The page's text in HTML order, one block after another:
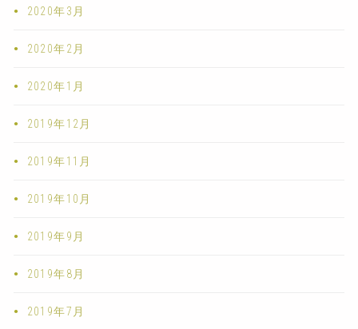
2020年3月
2020年2月
2020年1月
2019年12月
2019年11月
2019年10月
2019年9月
2019年8月
2019年7月